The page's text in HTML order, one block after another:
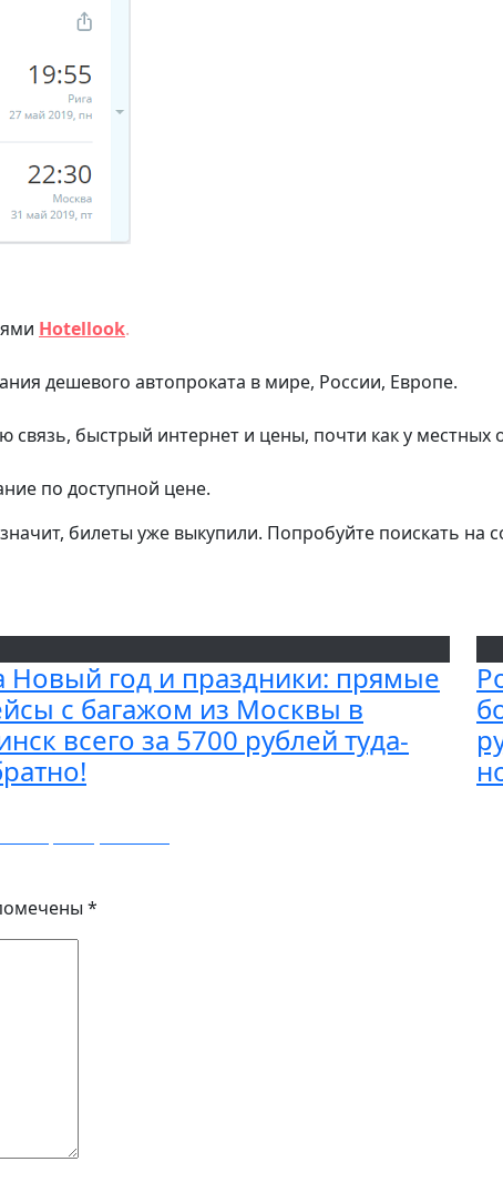
Hotellook.
дешевого автопроката в мире, России, Европе.
связь, быстрый интернет и цены, почти как у местных
по доступной цене.
билеты уже выкупили. Попробуйте поискать на
Новый год и праздники: прямые
с багажом из Москвы в
всего за 5700 рублей туда-
*